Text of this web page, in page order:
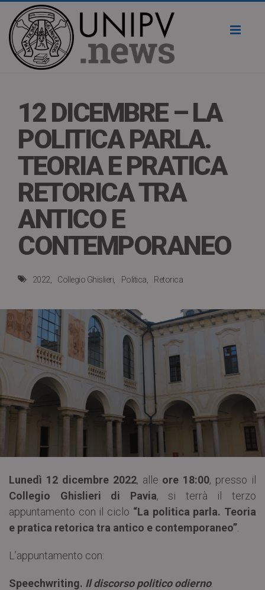
12 DICEMBRE – LA
POLITICA PARLA.
TEORIA E PRATICA
RETORICA TRA
ANTICO E
CONTEMPORANEO
2022 Collegio Ghislieri Politica Retorica
Lunedì 12 dicembre 2022, alle ore 18:00, presso il
Collegio Ghislieri di Pavia, si terrà il terzo
appuntamento con il ciclo “La politica parla. Teoria
e pratica retorica tra antico e contemporaneo”
L’appuntamento con:
Speechwriting. Il discorso politico odierno.